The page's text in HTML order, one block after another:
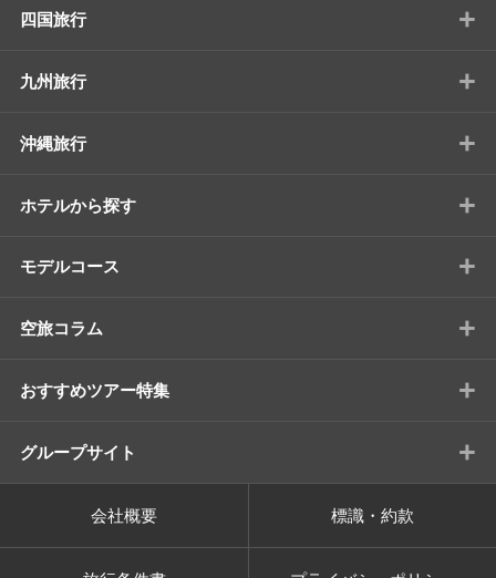
四国旅行 +
九州旅行 +
沖縄旅行 +
ホテルから探す +
モデルコース +
空旅コラム +
おすすめツアー特集 +
グループサイト +
会社概要 標識・約款